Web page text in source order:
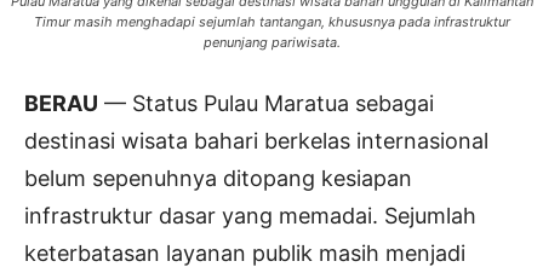
Timur masih menghadapi sejumlah tantangan, khususnya pada infrastruktur
penunjang pariwisata.
BERAU — Status Pulau Maratua sebagai
destinasi wisata bahari berkelas internasional
belum sepenuhnya ditopang kesiapan
infrastruktur dasar yang memadai. Sejumlah
keterbatasan layanan publik masih menjadi